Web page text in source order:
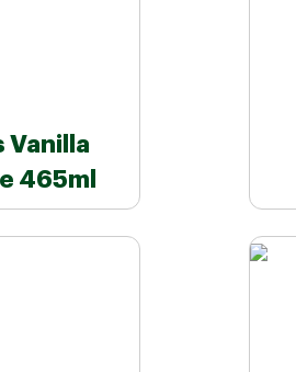
Vanilla
465ml